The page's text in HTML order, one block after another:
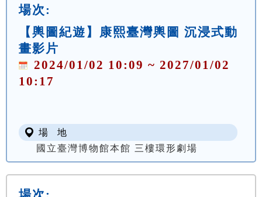
場次:
【輿圖紀遊】康熙臺灣輿圖 沉浸式動
畫影片
2024/01/02 10:09 ~ 2027/01/02
10:17
場 地
國立臺灣博物館本館 三樓環形劇場
場次: